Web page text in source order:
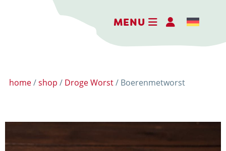
MENU
DE KAASMAKERIJ
DE STOKERIJ
home/shop / Droge Worst/ Boerenmetworst